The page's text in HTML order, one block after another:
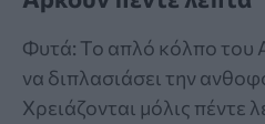
Φυτά: Το απλό κόλπο του
να διπλασιάσει την
Χρειάζονται μόλις πέντε